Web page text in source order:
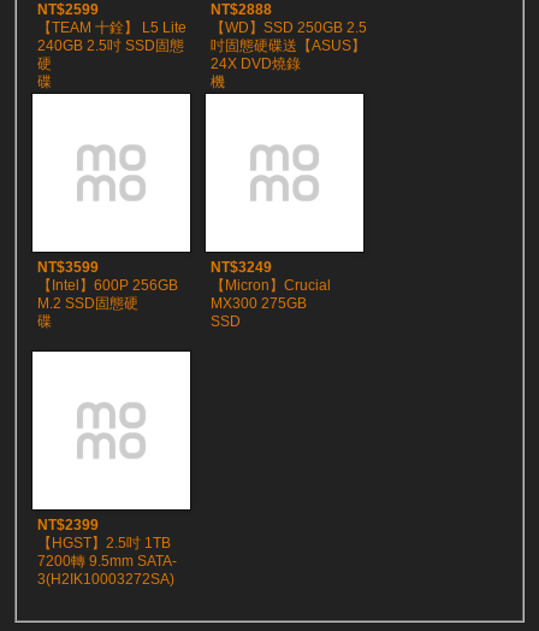
NT$2599
【TEAM 十銓】 L5 Lite
240GB 2.5吋 SSD固態
硬
碟
NT$2888
【WD】SSD 250GB 2.5
吋固態硬碟送【ASUS】
24X DVD燒錄
機
NT$3599
【Intel】600P 256GB
M.2 SSD固態硬
碟
NT$3249
【Micron】Crucial
MX300 275GB
SSD
NT$2399
【HGST】2.5吋 1TB
7200轉 9.5mm SATA-
3(H2IK10003272SA)